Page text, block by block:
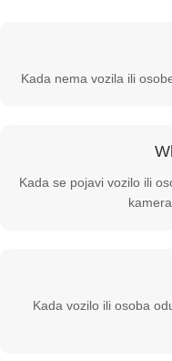
Kada nema vozila ili
Kada se pojavi vozilo ili
Kada vozilo ili osoba